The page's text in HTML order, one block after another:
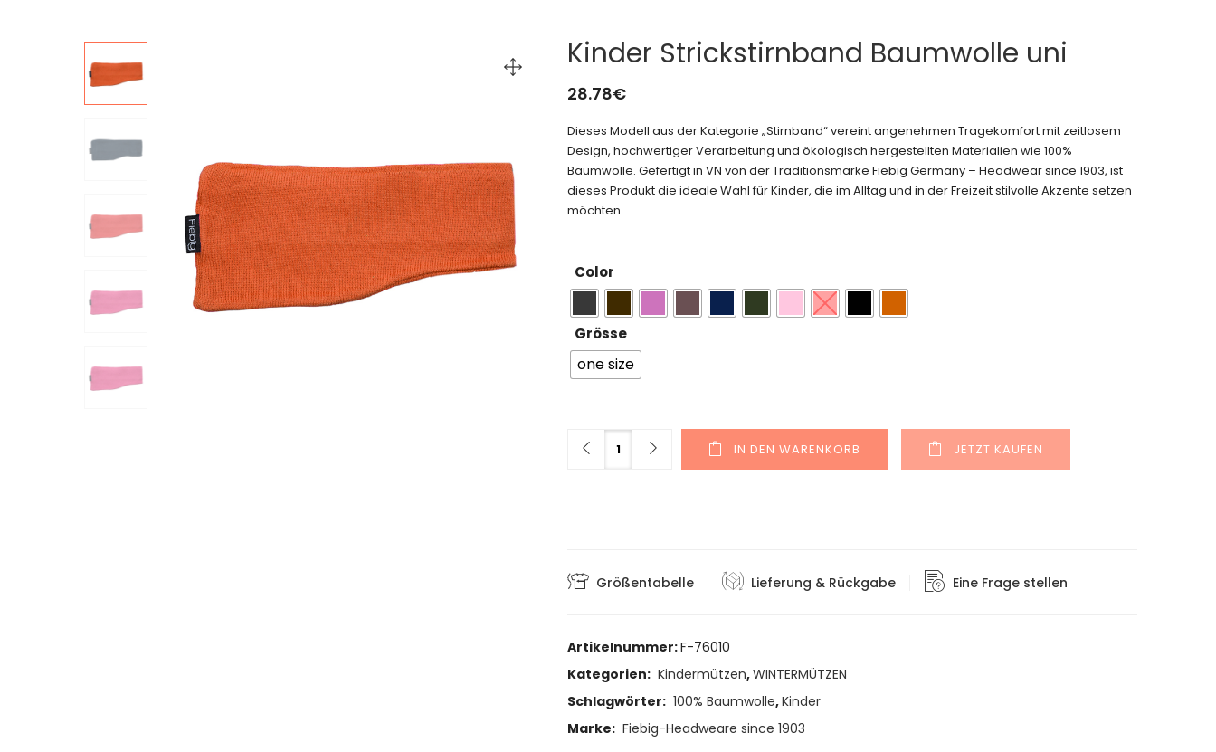
Kinder Strickstirnband Baumwolle uni
28.78€
Dieses Modell aus der Kategorie „Stirnband“ vereint angenehmen Tragekomfort mit zeitlosem
Design, hochwertiger Verarbeitung und ökologisch hergestellten Materialien wie 100%
Baumwolle. Gefertigt in VN von der Traditionsmarke Fiebig Germany – Headwear since 1903, ist
dieses Produkt die ideale Wahl für Kinder, die im Alltag und in der Freizeit stilvolle Akzente setzen
möchten.
Color
Grösse
one size
Menge
IN DEN WARENKORB JETZT KAUFEN
Größentabelle Lieferung & Rückgabe Eine Frage stellen
Artikelnummer:F-76010
Kategorien: Kindermützen,WINTERMÜTZEN
Schlagwörter: 100% Baumwolle,Kinder
Marke: Fiebig-Headweare since 1903